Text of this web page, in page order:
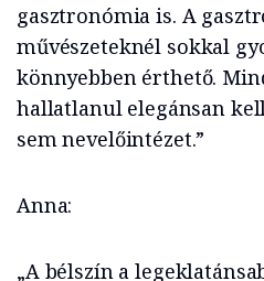
gasztronómia is. A
művészeteknél sokkal
könnyebben érthető.
hallatlanul elegánsan
sem nevelőintézet.”
Anna:
„A bélszín a